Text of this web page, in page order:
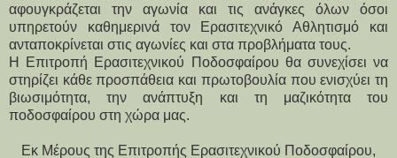
αφουγκράζεται την αγωνία και τις ανάγκες όλων όσοι
υπηρετούν καθημερινά τον Ερασιτεχνικό Αθλητισμό και
ανταποκρίνεται στις αγωνίες και στα προβλήματα τους.
Η Επιτροπή Ερασιτεχνικού Ποδοσφαίρου θα συνεχίσει να
στηρίζει κάθε προσπάθεια και πρωτοβουλία που ενισχύει τη
βιωσιμότητα, την ανάπτυξη και τη μαζικότητα του
ποδοσφαίρου στη χώρα μας.
Εκ Μέρους της Επιτροπής Ερασιτεχνικού Ποδοσφαίρου,